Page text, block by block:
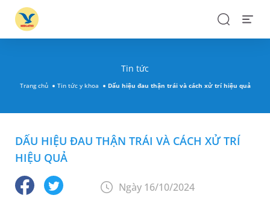
SearchOpen
Tin tức
Trang chủ Tin tức y khoa Dấu hiệu đau thận trái và cách xử trí hiệu quả
DẤU HIỆU ĐAU THẬN TRÁI VÀ CÁCH XỬ TRÍ
HIỆU QUẢ
Ngày 16/10/2024